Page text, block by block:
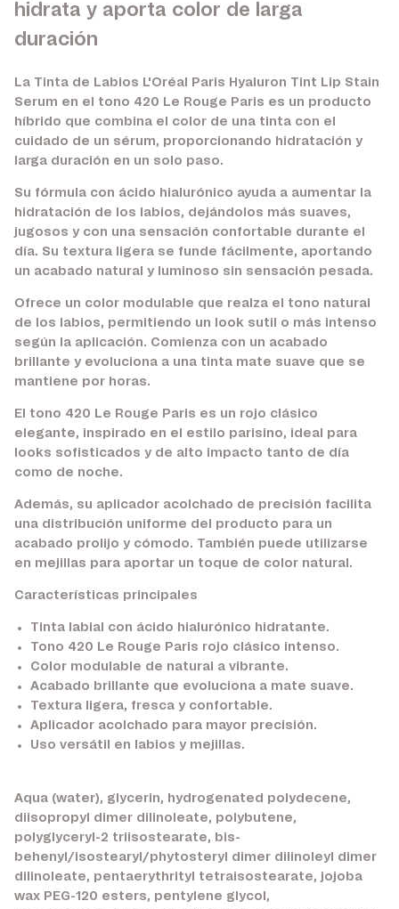
hidrata y aporta color de larga
duración
La Tinta de Labios L'Oréal Paris Hyaluron Tint Lip Stain
Serum en el tono 420 Le Rouge Paris es un producto
híbrido que combina el color de una tinta con el
cuidado de un sérum, proporcionando hidratación y
larga duración en un solo paso.
Su fórmula con ácido hialurónico ayuda a aumentar la
hidratación de los labios, dejándolos más suaves,
jugosos y con una sensación confortable durante el
día. Su textura ligera se funde fácilmente, aportando
un acabado natural y luminoso sin sensación pesada.
Ofrece un color modulable que realza el tono natural
de los labios, permitiendo un look sutil o más intenso
según la aplicación. Comienza con un acabado
brillante y evoluciona a una tinta mate suave que se
mantiene por horas.
El tono 420 Le Rouge Paris es un rojo clásico
elegante, inspirado en el estilo parisino, ideal para
looks sofisticados y de alto impacto tanto de día
como de noche.
Además, su aplicador acolchado de precisión facilita
una distribución uniforme del producto para un
acabado prolijo y cómodo. También puede utilizarse
en mejillas para aportar un toque de color natural.
Características principales
Tinta labial con ácido hialurónico hidratante.
Tono 420 Le Rouge Paris rojo clásico intenso.
Color modulable de natural a vibrante.
Acabado brillante que evoluciona a mate suave.
Textura ligera, fresca y confortable.
Aplicador acolchado para mayor precisión.
Uso versátil en labios y mejillas.
Aqua (water), glycerin, hydrogenated polydecene,
diisopropyl dimer dilinoleate, polybutene,
polyglyceryl-2 triisostearate, bis-
behenyl/isostearyl/phytosteryl dimer dilinoleyl dimer
dilinoleate, pentaerythrityl tetraisostearate, jojoba
wax PEG-120 esters, pentylene glycol,